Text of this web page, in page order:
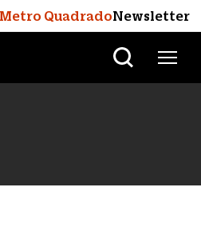
Metro QuadradoNewsletter